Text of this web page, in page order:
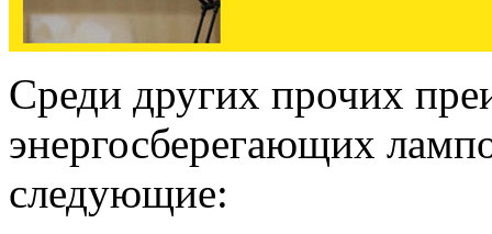
Среди других прочих
энергосберегающих
следующие: